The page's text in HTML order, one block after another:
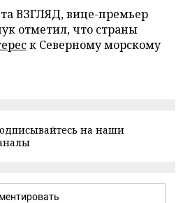
ВЗГЛЯД, вице-премьер
отметил, что страны
к Северному морскому
на наши